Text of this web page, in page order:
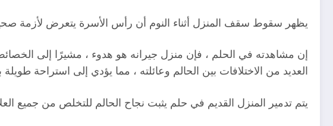
يظهر سقوط سقف المنزل أثناء النوم أن رأس الأسرة يتعرض لأزمة
إن مشاهدته في الحلم ، فإن منزل جيرانه هو هدوء ، مشيرًا إلى
العديد من الاختلافات بين الحالم وعائلته ، مما يؤدي إلى استراحة طويلة
يتم تدمير المنزل القديم في حلم يثبت نجاح الحالم للتخلص من جميع